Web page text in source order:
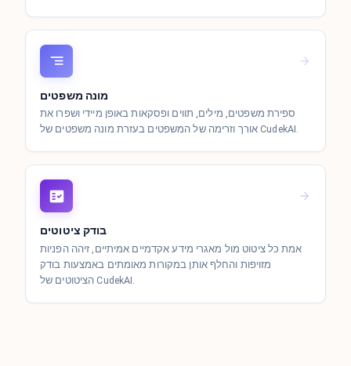
מונה משפטים
ספירת משפטים, מילים, תווים ופסקאות באופן מיידי ושפרו את
אורך וזרימה של המשפטים בעזרת מונה משפטים של CudekAI.
בודק ציטוטים
אמת כל ציטוט מול מאגרי מידע אקדמיים אמיתיים, זיהה הפניות
מזויפות והחלף אותן במקורות מאומתים באמצעות בודק
הציטוטים של CudekAI.